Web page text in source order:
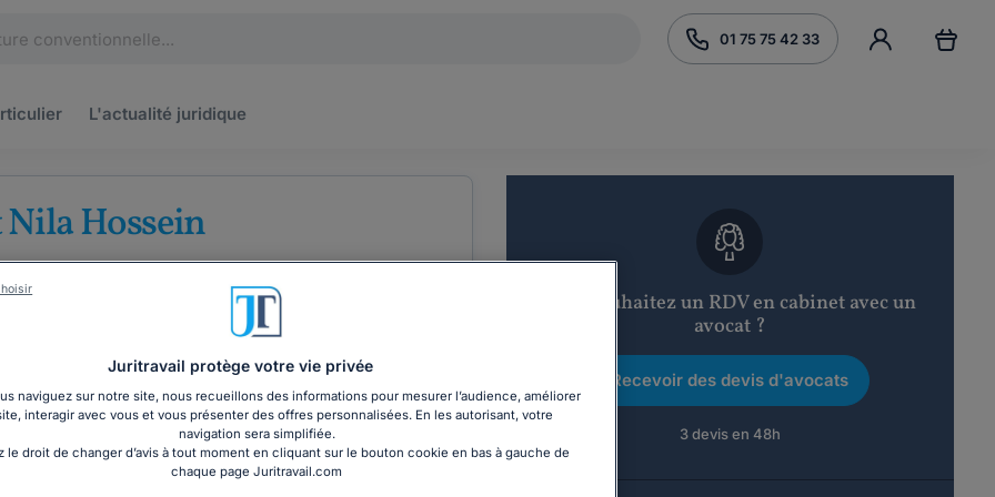
01 75 75 42 33
L'actualité juridique
Hossein
au barreau de Paris
COORDONNÉES
Vous souhaitez un RDV en cabinet avec un
avocat ?
Recevoir des devis d'avocats
3 devis en 48h
Juritravail protège votre vie privée
naviguez sur notre site, nous recueillons des informations pour mesurer l’audience, améliorer
interagir avec vous et vous présenter des offres personnalisées. En les autorisant, votre
navigation sera simplifiée.
le droit de changer d’avis à tout moment en cliquant sur le bouton cookie en bas à gauche de
chaque page Juritravail.com